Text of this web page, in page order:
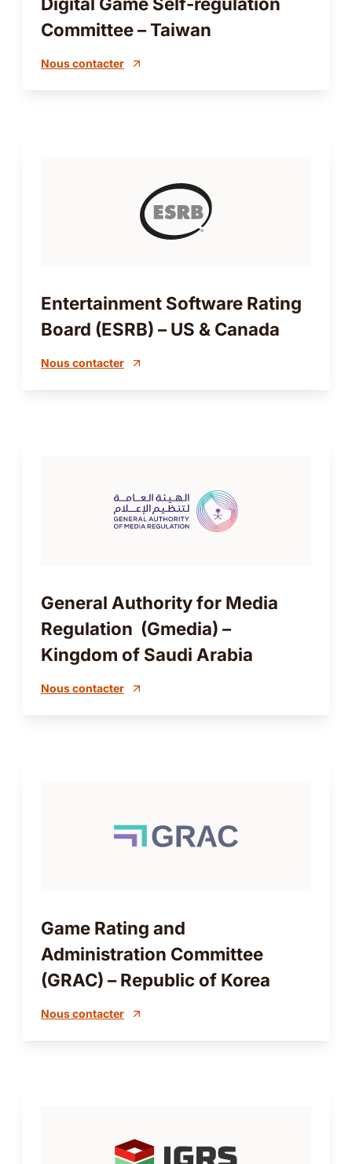
Committee – Taiwan
Nous contacter
Entertainment Software Rating
Board (ESRB) – US & Canada
Nous contacter
General Authority for Media
Regulation (Gmedia) –
Kingdom of Saudi Arabia
Nous contacter
Game Rating and
Administration Committee
(GRAC) – Republic of Korea
Nous contacter